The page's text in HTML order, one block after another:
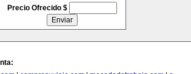
Precio Ofrecido $